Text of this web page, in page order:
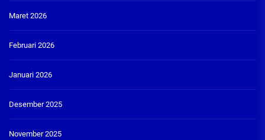
Maret 2026
Februari 2026
Januari 2026
Desember 2025
November 2025